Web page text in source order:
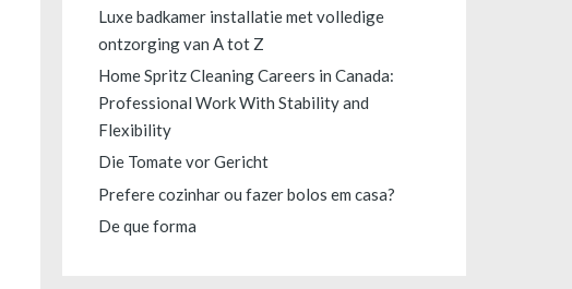
Luxe badkamer installatie met volledige
ontzorging van A tot Z
Home Spritz Cleaning Careers in Canada:
Professional Work With Stability and
Flexibility
Die Tomate vor Gericht
Prefere cozinhar ou fazer bolos em casa?
De que forma